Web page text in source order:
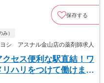
保存する
み）
シ アスナル金山店の薬剤師求人
セス便利な駅直結！ワ
ハリをつけて働けま